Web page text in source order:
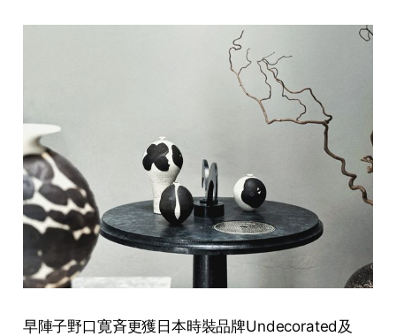
早陣子野口寛斉更獲日本時裝品牌Undecorated及